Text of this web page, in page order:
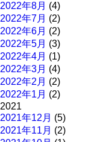
2022年8月 (4)
2022年7月 (2)
2022年6月 (2)
2022年5月 (3)
2022年4月 (1)
2022年3月 (4)
2022年2月 (2)
2022年1月 (2)
2021
2021年12月 (5)
2021年11月 (2)